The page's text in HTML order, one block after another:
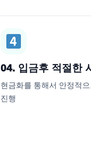
04. 입금후 적절한
현금화를 통해서 안정적으
진행